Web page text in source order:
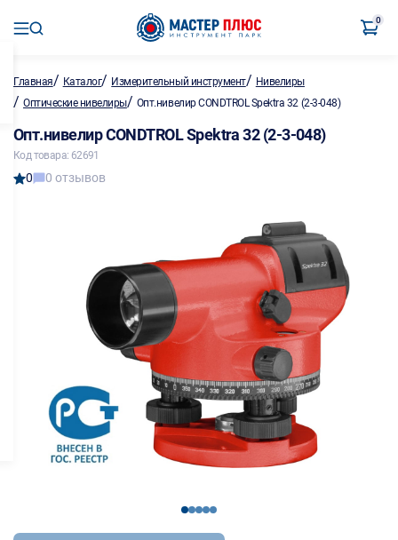
0
Главная/ Каталог/ Измерительный инструмент/ Нивелиры
/ Оптические нивелиры/ Опт.нивелир CONDTROL Spektra 32 (2-3-048)
Опт.нивелир CONDTROL Spektra 32 (2-3-048)
Код товара: 62691
0 0 отзывов
12345